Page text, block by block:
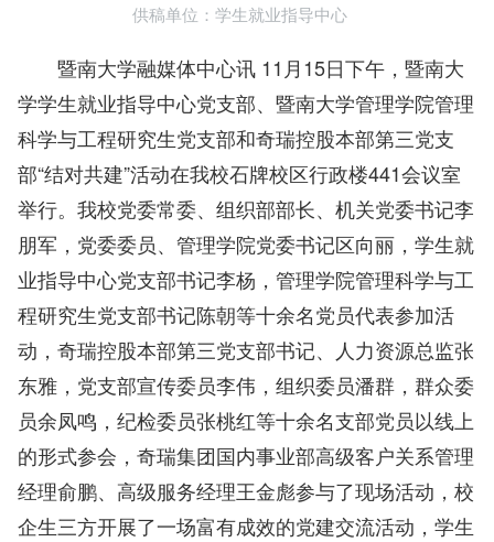
供稿单位：学生就业指导中心
暨南大学融媒体中心讯 11月15日下午，暨南大
学学生就业指导中心党支部、暨南大学管理学院管理
科学与工程研究生党支部和奇瑞控股本部第三党支
部“结对共建”活动在我校石牌校区行政楼441会议室
举行。我校党委常委、组织部部长、机关党委书记李
朋军，党委委员、管理学院党委书记区向丽，学生就
业指导中心党支部书记李杨，管理学院管理科学与工
程研究生党支部书记陈朝等十余名党员代表参加活
动，奇瑞控股本部第三党支部书记、人力资源总监张
东雅，党支部宣传委员李伟，组织委员潘群，群众委
员余凤鸣，纪检委员张桃红等十余名支部党员以线上
的形式参会，奇瑞集团国内事业部高级客户关系管理
经理俞鹏、高级服务经理王金彪参与了现场活动，校
企生三方开展了一场富有成效的党建交流活动，学生